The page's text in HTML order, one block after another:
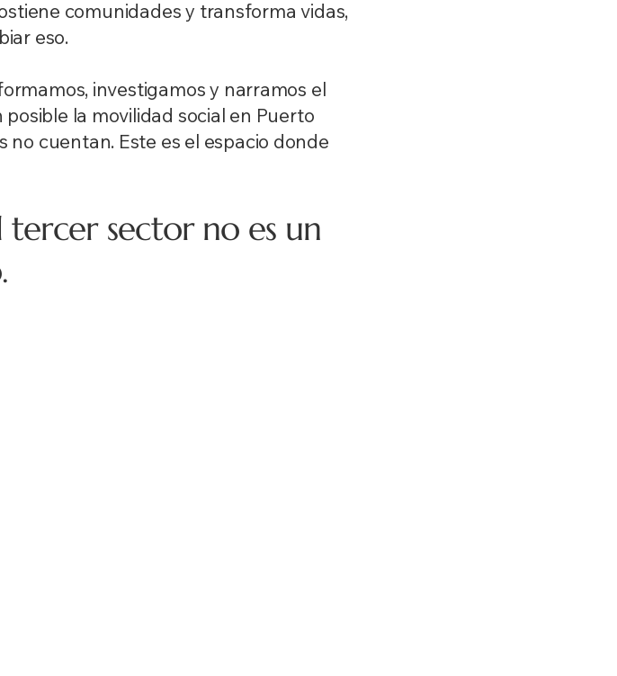
comunidades y transforma vidas,
eso.
investigamos y narramos el
la movilidad social en Puerto
cuentan. Este es el espacio donde
sector no es un